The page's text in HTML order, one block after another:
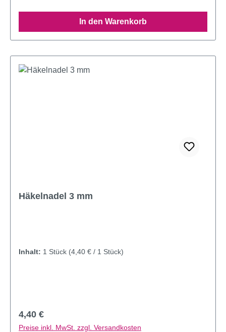
In den Warenkorb
Häkelnadel 3 mm
Inhalt: 1 Stück (4,40 € / 1 Stück)
Regulärer Preis:
4,40 €
Preise inkl. MwSt. zzgl. Versandkosten